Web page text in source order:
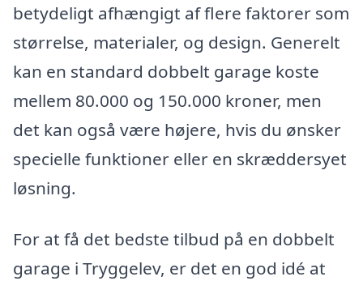
betydeligt afhængigt af flere faktorer som
størrelse, materialer, og design. Generelt
kan en standard dobbelt garage koste
mellem 80.000 og 150.000 kroner, men
det kan også være højere, hvis du ønsker
specielle funktioner eller en skræddersyet
løsning.
For at få det bedste tilbud på en dobbelt
garage i Tryggelev, er det en god idé at